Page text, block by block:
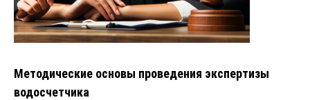
Методические основы проведения экспертизы
водосчетчика